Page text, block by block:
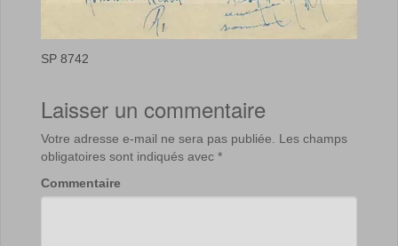
SP 8742
Laisser un commentaire
Votre adresse e-mail ne sera pas publiée. Les champs
obligatoires sont indiqués avec *
Commentaire